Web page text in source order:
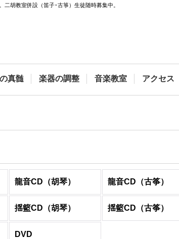
胡教室併設（笛子･古箏）生徒随時募集中。
真髄 楽器の調整 音楽教室 アクセス
龍音CD（胡琴） 龍音CD（古筝）
揺籃CD（胡琴） 揺籃CD（古筝）
DVD